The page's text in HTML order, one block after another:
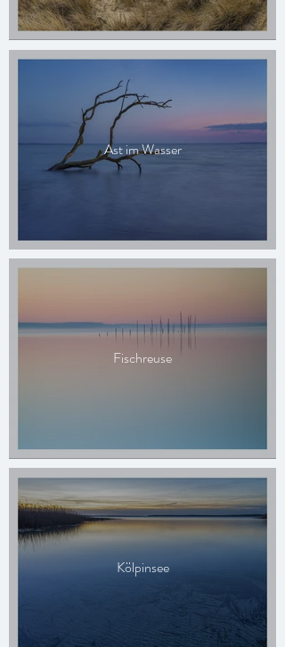
Ast im Wasser
Fischreuse
Kölpinsee